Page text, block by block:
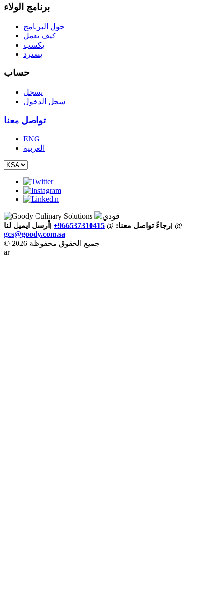
برنامج الولاء
حول البرنامج
كيف يعمل
يكسب
يسترد
حساب
يسجل
سجل الدخول
تواصل معنا
ENG
العربية
رجاءً تواصل معنا: @
+966537310415 |أرسل ايميل لنا | @
gcs@goody.com.sa
© 2026 جميع الحقوق محفوظة
ar